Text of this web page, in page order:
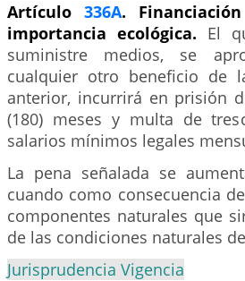
Artículo 336A.
importancia ecológica. El
suministre medios, se
cualquier otro beneficio de
anterior, incurrirá en prisión
(180) meses y multa de
salarios mínimos legales
La pena señalada se
cuando como consecuencia
componentes naturales que
de las condiciones naturales
Jurisprudencia Vigencia